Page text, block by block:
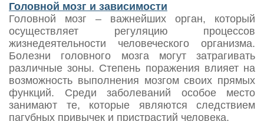
Головной мозг и зависимости
Головной мозг – важнейших орган, который
осуществляет регуляцию процессов
жизнедеятельности человеческого организма.
Болезни головного мозга могут затрагивать
различные зоны. Степень поражения влияет на
возможность выполнения мозгом своих прямых
функций. Среди заболеваний особое место
занимают те, которые являются следствием
пагубных привычек и пристрастий человека.